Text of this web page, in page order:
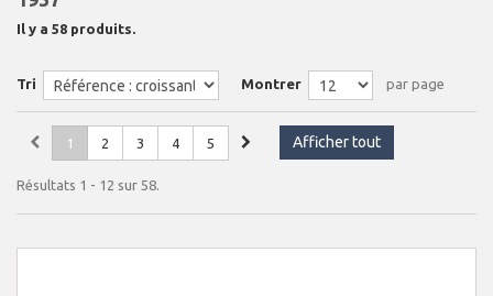
Il y a 58 produits.
Tri Montrer par page
Afficher tout
1 2 3 4 5
Résultats 1 - 12 sur 58.